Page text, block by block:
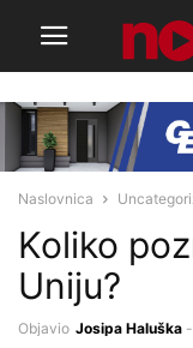
Naslovnica
Koliko
Uniju?
Objavio Josipa Haluška -